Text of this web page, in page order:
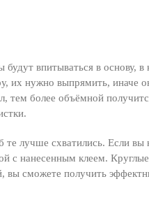
впитываться в основу,
их нужно выпрямить, иначе
более объёмной
лучше схватились. Если
с нанесенным клеем.
вы сможете получить